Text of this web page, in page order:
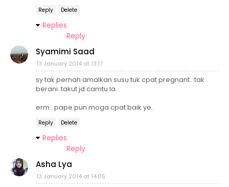
Reply Delete
Replies
Reply
Syamimi Saad
13 January 2014 at 13:17
sy tak pernah amalkan susu tuk cpat pregnant.. tak
berani..takut jd camtu la..
erm.. pape pun moga cpat baik ye..
Reply Delete
Replies
Reply
Asha Lya
13 January 2014 at 14:05